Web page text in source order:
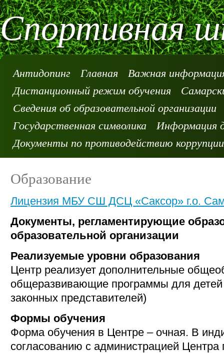
Спортивная
Антидопинг Главная
Важная
Дистанционный режим обучения
Сведения об образовательной организации
Государственная символика
Информация
Документы по противодействию коррупции
Образование
Лицензия МБУ СШ ДСЦ «Саксор» г.о.
Документы, регламентирующие
образовательной организации
Реализуемые уровни образования
Центр реализует дополнительные
общеразвивающие программы для детей
законных представителей)
Формы обучения
Форма обучения в Центре – очная. В
согласованию с администрацией